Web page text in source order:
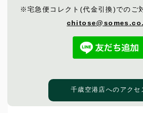
※宅急便コレクト(代金引換)でのご
千歳空港店へのアクセ